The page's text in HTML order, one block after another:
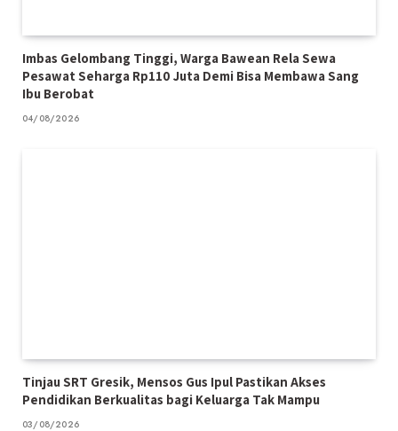
Imbas Gelombang Tinggi, Warga Bawean Rela Sewa
Pesawat Seharga Rp110 Juta Demi Bisa Membawa Sang
Ibu Berobat
04/08/2026
Tinjau SRT Gresik, Mensos Gus Ipul Pastikan Akses
Pendidikan Berkualitas bagi Keluarga Tak Mampu
03/08/2026